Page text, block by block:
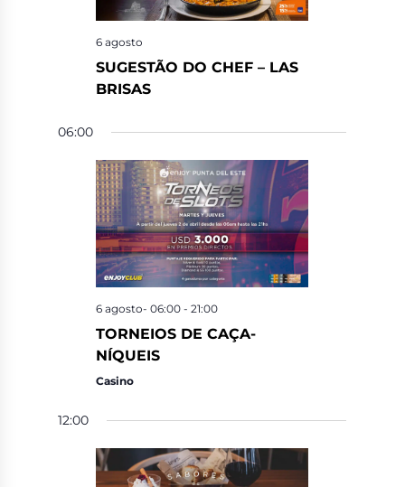
6 agosto
SUGESTÃO DO CHEF – LAS
BRISAS
06:00
6 agosto- 06:00 -21:00
TORNEIOS DE CAÇA-
NÍQUEIS
Casino
12:00